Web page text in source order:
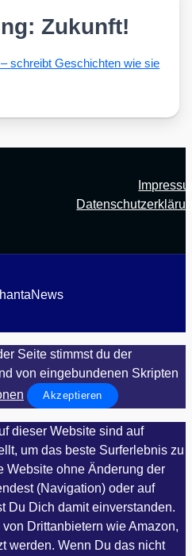
Zukunft!
schreibt Geschich­ten wie sie
Seite stimmst du der
von eingebundenen Skripten
Akzeptieren
dieser Website sind auf
um das beste Surferlebnis zu
Website ohne Änderung der
(Navigation) oder auf
Du Dich damit einverstanden.
Drittanbietern wie Amazon,
werden. Wenn Du das nicht